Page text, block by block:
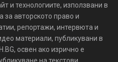
и технологиите, използвани в
за авторското право и
репортажи, интервюта и
материали, публикувани в
освен ако изрично е
на текстови